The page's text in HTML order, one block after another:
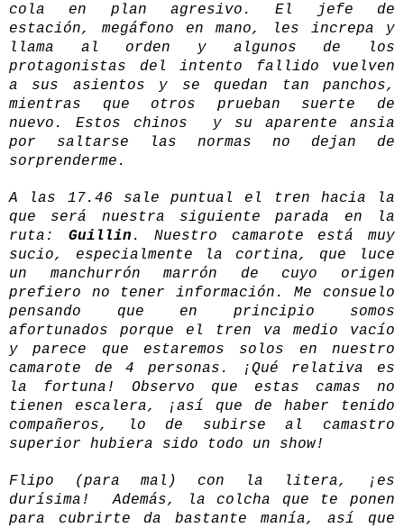
cola en plan agresivo. El jefe de
estación, megáfono en mano, les increpa y
llama al orden y algunos de los
protagonistas del intento fallido vuelven
a sus asientos y se quedan tan panchos,
mientras que otros prueban suerte de
nuevo. Estos chinos y su aparente ansia
por saltarse las normas no dejan de
sorprenderme.
A las 17.46 sale puntual el tren hacia la
que será nuestra siguiente parada en la
ruta: Guillin . Nuestro camarote está muy
sucio, especialmente la cortina, que luce
un manchurrón marrón de cuyo origen
prefiero no tener información. Me consuelo
pensando que en principio somos
afortunados porque el tren va medio vacío
y parece que estaremos solos en nuestro
camarote de 4 personas. ¡Qué relativa es
la fortuna! Observo que estas camas no
tienen escalera, ¡así que de haber tenido
compañeros, lo de subirse al camastro
superior hubiera sido todo un show!
Flipo (para mal) con la litera, ¡es
durísima! Además, la colcha que te ponen
para cubrirte da bastante manía, así que